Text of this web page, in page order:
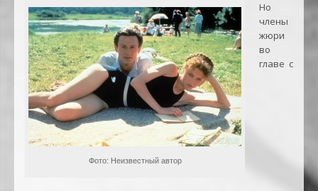
Фото: Неизвестный автор
Но
члены
жюри
во
главе с